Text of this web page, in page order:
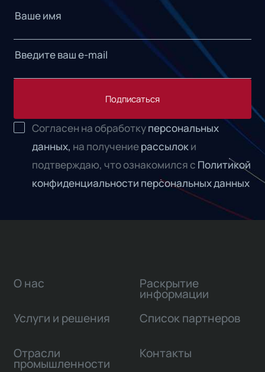
Подписаться
Согласен на обработкуперсональных
данных, на получениерассылоки
подтверждаю, что ознакомился с Политикой
конфиденциальности персональных данных
О нас
Услуги и решения
Отрасли
промышленности
Раскрытие
информации
Список партнеров
Контакты